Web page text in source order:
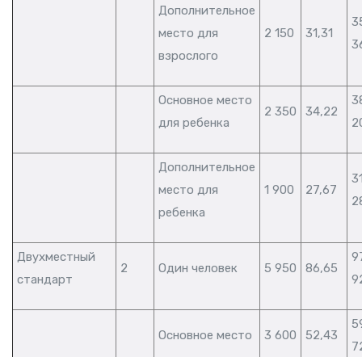
Дополнительное
место для
взрослого
2 150 31,31
Основное место
для ребенка
2 350 34,22
Дополнительное
место для
ребенка
1 900 27,67
Двухместный
стандарт
2 Один человек 5 950 86,65
Основное место 3 600 52,43